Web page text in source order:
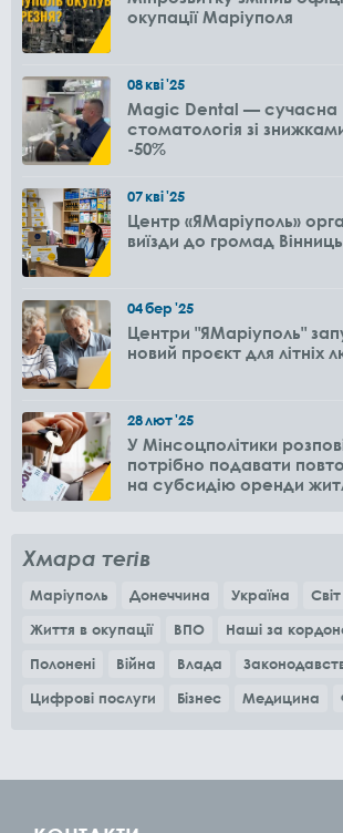
окупації Маріуполя
08кві'25
Magic Dental — сучасна
стоматологія зі
-50%
07кві'25
Центр «ЯМаріуполь»
виїзди до громад
04бер'25
Центри "ЯМаріуполь"
новий проєкт для літніх
28лют'25
У Мінсоцполітики
потрібно подавати
на субсидію оренди
Хмара тегів
Маріуполь Донеччина Україна
Світ
Життя в окупації
ВПО Наші за
Полонені
Війна Влада
Цифрові послуги
Бізнес Медицина